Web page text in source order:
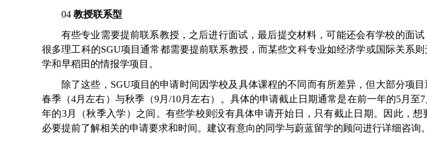
04 教授联系型
有些专业需要提前联系教授，之后进行面试，最后提交材料，可能还会有学校的面试
很多理工科的SGU项目通常都需要提前联系教授，而某些文科专业如经济学或国际关系
学和早稻田的情报学项目。
除了这些，SGU项目的申请时间因学校及具体课程的不同而有所差异，但大部分项
春季（4月左右）与秋季（9月/10月左右）。具体的申请截止日期通常是在前一年的5月至
年的3月（秋季入学）之间。有些学校则没有具体申请开始日，只有截止日期。因此，
必要提前了解相关的申请要求和时间。建议有意向的同学与蔚蓝留学的顾问进行详细咨询。